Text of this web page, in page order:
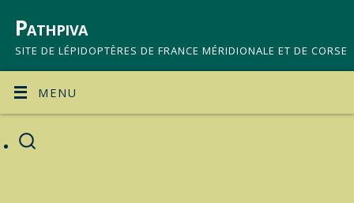
Pathpiva
SITE DE LÉPIDOPTÈRES DE FRANCE MÉRIDIONALE ET DE CORSE
MENU